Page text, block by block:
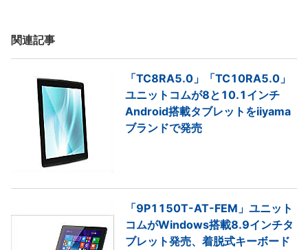
関連記事
「TC8RA5.0」「TC10RA5.0」
ユニットコムが8と10.1インチ
Android搭載タブレットをiiyama
ブランドで発売
「9P1150T-AT-FEM」ユニット
コムがWindows搭載8.9インチタ
ブレット発売、着脱式キーボード